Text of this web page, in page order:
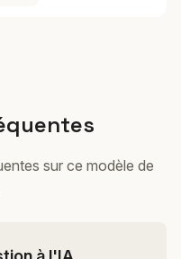
sur ce modèle de